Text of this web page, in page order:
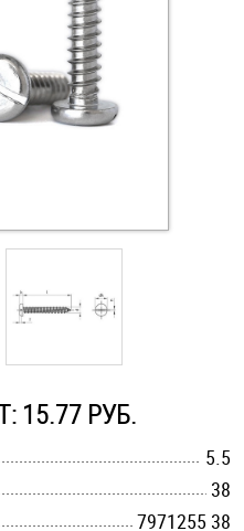
резьбой
резьбой
15.77 РУБ.
5.5
38
7971255 38